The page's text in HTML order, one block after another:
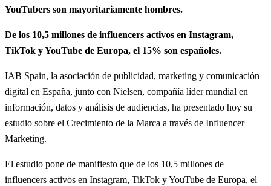
YouTubers son mayoritariamente hombres.
De los 10,5 millones de influencers activos en Instagram,
TikTok y YouTube de Europa, el 15% son españoles.
IAB Spain, la asociación de publicidad, marketing y comunicación
digital en España, junto con Nielsen, compañía líder mundial en
información, datos y análisis de audiencias, ha presentado hoy su
estudio sobre el Crecimiento de la Marca a través de Influencer
Marketing.
El estudio pone de manifiesto que de los 10,5 millones de
influencers activos en Instagram, TikTok y YouTube de Europa, el